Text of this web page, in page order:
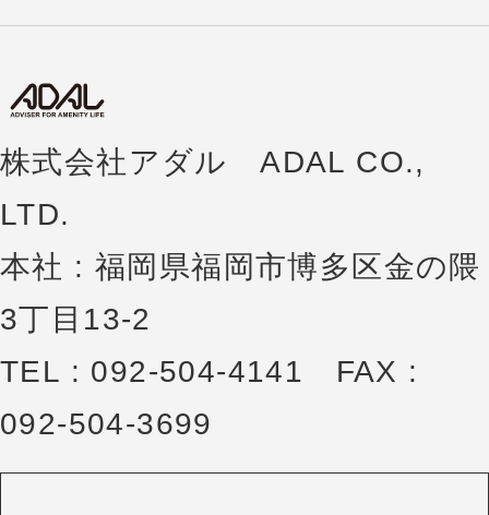
株式会社アダル ADAL CO.,
LTD.
本社 : 福岡県福岡市博多区金の隈
3丁目13-2
TEL : 092-504-4141 FAX :
092-504-3699